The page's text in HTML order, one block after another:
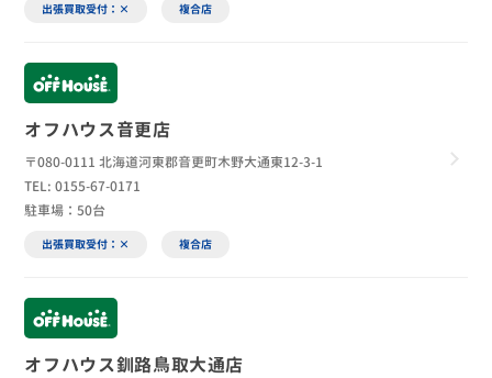
出張買取受付：× 複合店
オフハウス音更店
〒080-0111 北海道河東郡音更町木野大通東12-3-1
TEL: 0155-67-0171
駐車場：50台
出張買取受付：× 複合店
オフハウス釧路鳥取大通店